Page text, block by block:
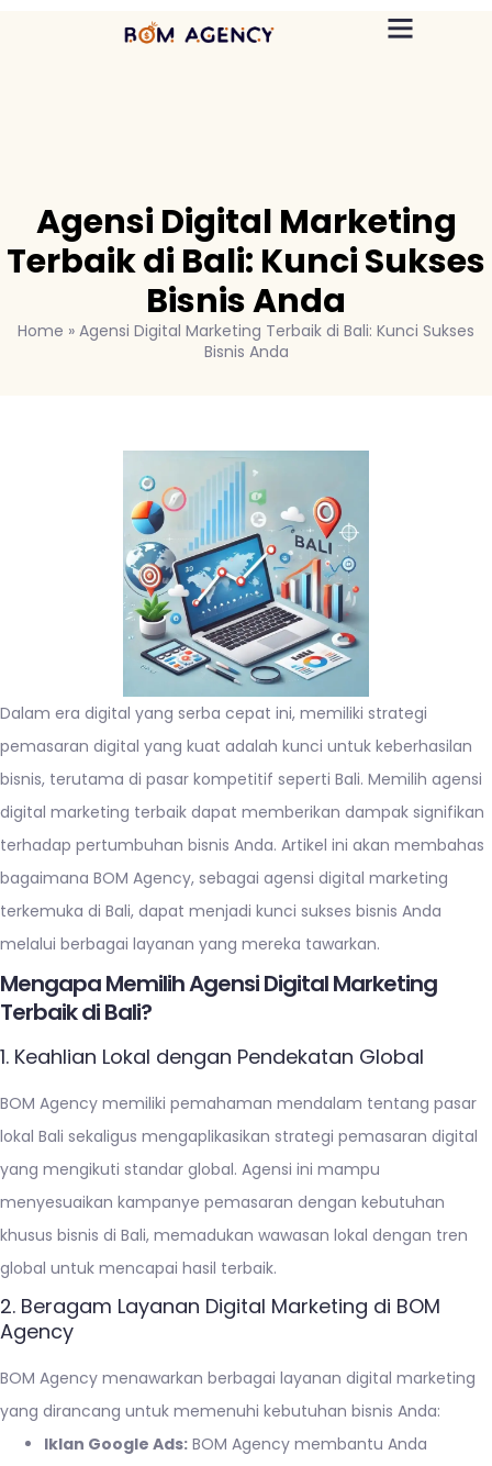
Agensi Digital Marketing
Terbaik di Bali: Kunci Sukses
Bisnis Anda
Home » Agensi Digital Marketing Terbaik di Bali: Kunci Sukses
Bisnis Anda
Dalam era digital yang serba cepat ini, memiliki strategi
pemasaran digital yang kuat adalah kunci untuk keberhasilan
bisnis, terutama di pasar kompetitif seperti Bali. Memilih agensi
digital marketing terbaik dapat memberikan dampak signifikan
terhadap pertumbuhan bisnis Anda. Artikel ini akan membahas
bagaimana BOM Agency, sebagai agensi digital marketing
terkemuka di Bali, dapat menjadi kunci sukses bisnis Anda
melalui berbagai layanan yang mereka tawarkan.
Mengapa Memilih Agensi Digital Marketing
Terbaik di Bali?
1. Keahlian Lokal dengan Pendekatan Global
BOM Agency memiliki pemahaman mendalam tentang pasar
lokal Bali sekaligus mengaplikasikan strategi pemasaran digital
yang mengikuti standar global. Agensi ini mampu
menyesuaikan kampanye pemasaran dengan kebutuhan
khusus bisnis di Bali, memadukan wawasan lokal dengan tren
global untuk mencapai hasil terbaik.
2. Beragam Layanan Digital Marketing di BOM
Agency
BOM Agency menawarkan berbagai layanan digital marketing
yang dirancang untuk memenuhi kebutuhan bisnis Anda:
Iklan Google Ads: BOM Agency membantu Anda